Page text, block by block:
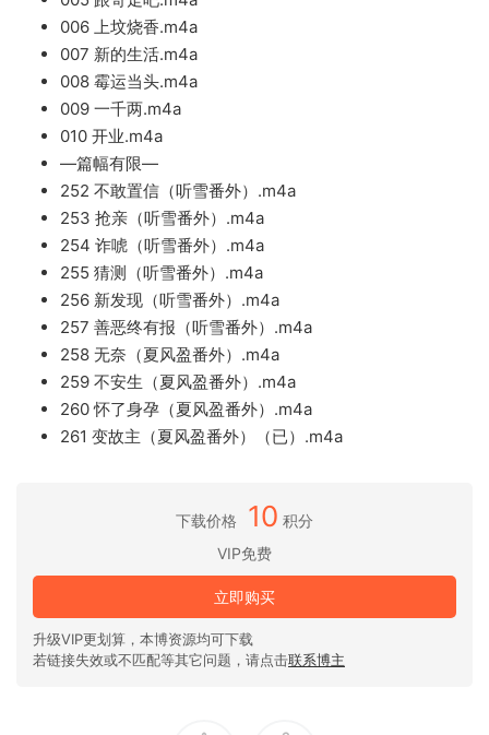
006 上坟烧香.m4a
007 新的生活.m4a
008 霉运当头.m4a
009 一千两.m4a
010 开业.m4a
—篇幅有限—
252 不敢置信（听雪番外）.m4a
253 抢亲（听雪番外）.m4a
254 诈唬（听雪番外）.m4a
255 猜测（听雪番外）.m4a
256 新发现（听雪番外）.m4a
257 善恶终有报（听雪番外）.m4a
258 无奈（夏风盈番外）.m4a
259 不安生（夏风盈番外）.m4a
260 怀了身孕（夏风盈番外）.m4a
261 变故主（夏风盈番外）（已）.m4a
下载价格 10 积分
VIP免费
立即购买
升级VIP更划算，本博资源均可下载
若链接失效或不匹配等其它问题，请点击联系博主